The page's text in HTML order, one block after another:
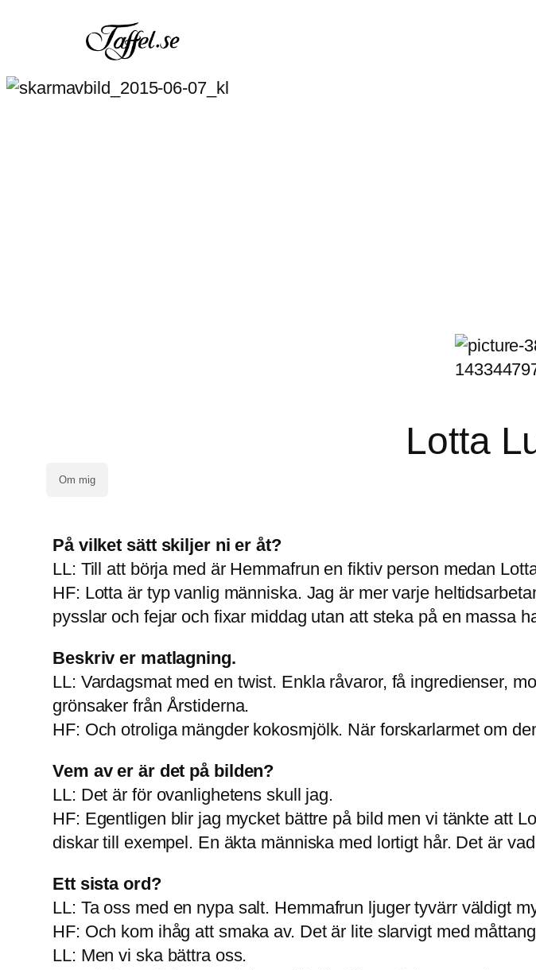
Lotta
Om mig
På vilket sätt skiljer ni er åt?
LL: Till att börja med är Hemmafrun en fiktiv person medan
HF: Lotta är typ vanlig människa. Jag är mer varje
pysslar och fejar och fixar middag utan att steka på en massa
Beskriv er matlagning.
LL: Vardagsmat med en twist. Enkla råvaror, få ingredienser,
grönsaker från Årstiderna.
HF: Och otroliga mängder kokosmjölk. När forskarlarmet om
Vem av er är det på bilden?
LL: Det är för ovanlighetens skull jag.
HF: Egentligen blir jag mycket bättre på bild men vi tänkte att
diskar till exempel. En äkta människa med lortigt hår. Det är
Ett sista ord?
LL: Ta oss med en nypa salt. Hemmafrun ljuger tyvärr väldigt
HF: Och kom ihåg att smaka av. Det är lite slarvigt med
LL: Men vi ska bättra oss.